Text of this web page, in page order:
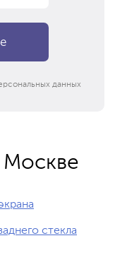
данных
Москве
стекла